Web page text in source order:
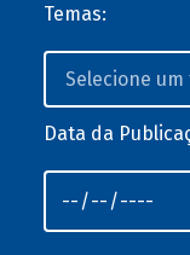
Temas:
Data da